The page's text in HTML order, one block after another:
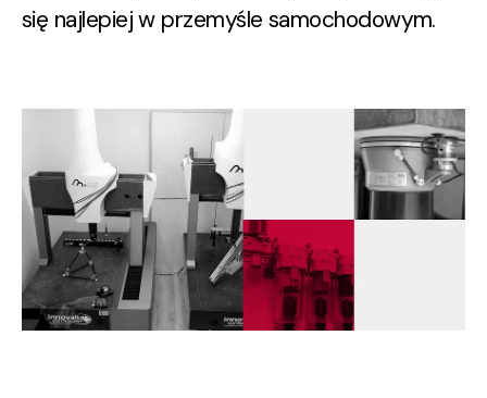
się najlepiej w przemyśle samochodowym.